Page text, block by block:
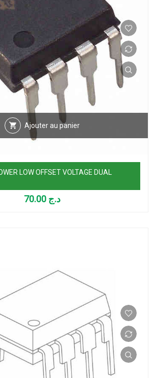
Ajouter au panier
LOW OFFSET VOLTAGE DUAL
د.ج